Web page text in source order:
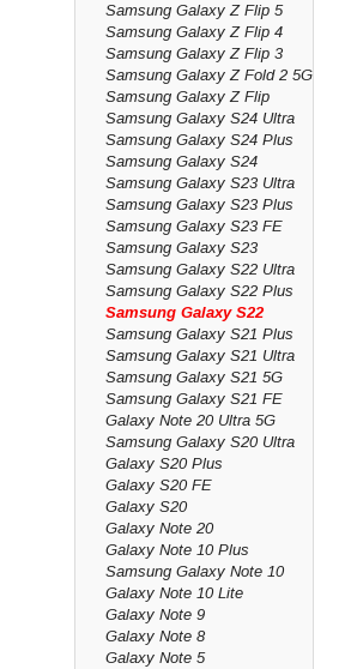
Samsung Galaxy Z Flip 5
Samsung Galaxy Z Flip 4
Samsung Galaxy Z Flip 3
Samsung Galaxy Z Fold 2 5G
Samsung Galaxy Z Flip
Samsung Galaxy S24 Ultra
Samsung Galaxy S24 Plus
Samsung Galaxy S24
Samsung Galaxy S23 Ultra
Samsung Galaxy S23 Plus
Samsung Galaxy S23 FE
Samsung Galaxy S23
Samsung Galaxy S22 Ultra
Samsung Galaxy S22 Plus
Samsung Galaxy S22
Samsung Galaxy S21 Plus
Samsung Galaxy S21 Ultra
Samsung Galaxy S21 5G
Samsung Galaxy S21 FE
Galaxy Note 20 Ultra 5G
Samsung Galaxy S20 Ultra
Galaxy S20 Plus
Galaxy S20 FE
Galaxy S20
Galaxy Note 20
Galaxy Note 10 Plus
Samsung Galaxy Note 10
Galaxy Note 10 Lite
Galaxy Note 9
Galaxy Note 8
Galaxy Note 5